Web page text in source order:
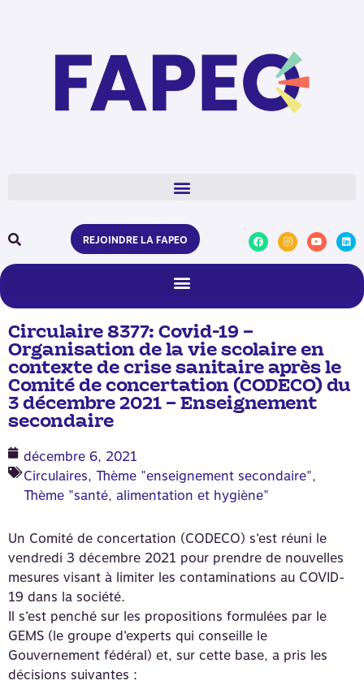
REJOINDRE LA FAPEO
Circulaire 8377: Covid-19 –
Organisation de la vie scolaire en
contexte de crise sanitaire après le
Comité de concertation (CODECO) du
3 décembre 2021 – Enseignement
secondaire
décembre 6, 2021
Circulaires, Thème "enseignement secondaire",
Thème "santé, alimentation et hygiène"
Un Comité de concertation (CODECO) s’est réuni le
vendredi 3 décembre 2021 pour prendre de nouvelles
mesures visant à limiter les contaminations au COVID-
19 dans la société.
Il s’est penché sur les propositions formulées par le
GEMS (le groupe d’experts qui conseille le
Gouvernement fédéral) et, sur cette base, a pris les
décisions suivantes :